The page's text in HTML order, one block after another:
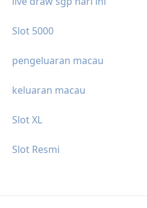
Slot 5000
pengeluaran macau
keluaran macau
Slot XL
Slot Resmi